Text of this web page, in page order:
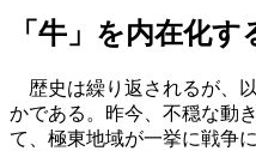
「牛」を内在化
歴史は繰り返されるが、
かである。昨今、不穏な動
て、極東地域が一挙に戦争